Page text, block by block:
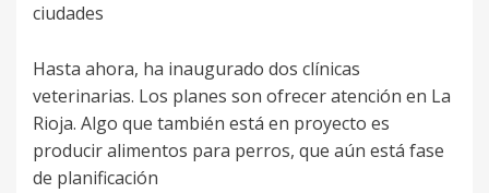
ciudades
Hasta ahora, ha inaugurado dos clínicas
veterinarias. Los planes son ofrecer atención en La
Rioja. Algo que también está en proyecto es
producir alimentos para perros, que aún está fase
de planificación